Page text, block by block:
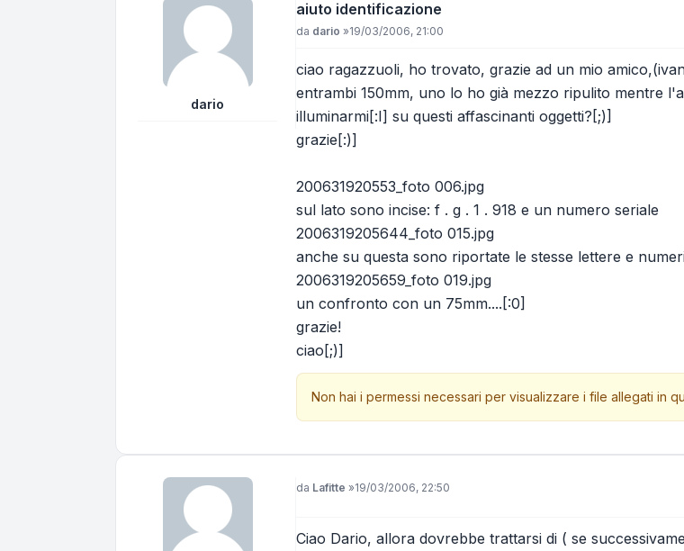
dario
aiuto identificazione
Messaggio
da dario »19/03/2006, 21:00
ciao ragazzuoli, ho trovato, grazie ad un mio
entrambi 150mm, uno lo ho già mezzo ripulito mentre
illuminarmi[:I] su questi affascinanti oggetti?[;)]
grazie[:)]
200631920553_foto 006.jpg
sul lato sono incise: f . g . 1 . 918 e un numero seriale
2006319205644_foto 015.jpg
anche su questa sono riportate le stesse lettere e
2006319205659_foto 019.jpg
un confronto con un 75mm....[:0]
grazie!
ciao[;)]
Non hai i permessi necessari per visualizzare i file allegati in
Messaggio
da Lafitte »19/03/2006, 22:50
Ciao Dario, allora dovrebbe trattarsi di ( se